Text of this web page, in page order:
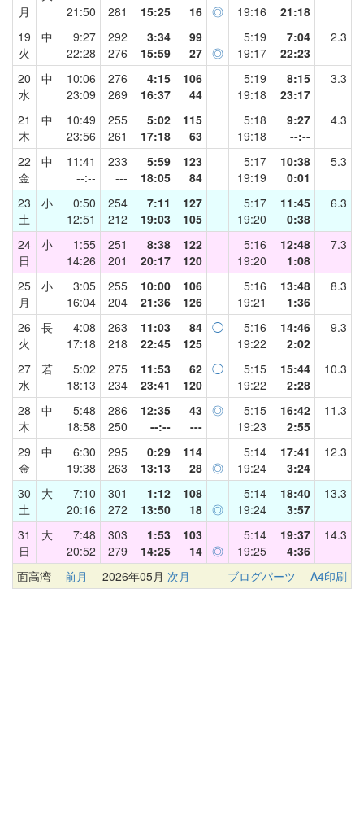
月
21:50
281
15:25
16 ◎
19:16
21:18
19
火
中
9:27
22:28
292
276
3:34
15:59
99
27 ◎
5:19
19:17
7:04
22:23
2.3
20
水
中
10:06
23:09
276
269
4:15
16:37
106
44
5:19
19:18
8:15
23:17
3.3
21
木
中
10:49
23:56
255
261
5:02
17:18
115
63
5:18
19:18
9:27
--:--
4.3
22
金
中
11:41
--:--
233
---
5:59
18:05
123
84
5:17
19:19
10:38
0:01
5.3
23
土
小
0:50
12:51
254
212
7:11
19:03
127
105
5:17
19:20
11:45
0:38
6.3
24
日
小
1:55
14:26
251
201
8:38
20:17
122
120
5:16
19:20
12:48
1:08
7.3
25
月
小
3:05
16:04
255
204
10:00
21:36
106
126
5:16
19:21
13:48
1:36
8.3
26
火
長
4:08
17:18
263
218
11:03
22:45
84
125
◯
5:16
19:22
14:46
2:02
9.3
27
水
若
5:02
18:13
275
234
11:53
23:41
62
120
◯
5:15
19:22
15:44
2:28
10.3
28
木
中
5:48
18:58
286
250
12:35
--:--
43
---
◎
5:15
19:23
16:42
2:55
11.3
29
金
中
6:30
19:38
295
263
0:29
13:13
114
28 ◎
5:14
19:24
17:41
3:24
12.3
30
土
大
7:10
20:16
301
272
1:12
13:50
108
18 ◎
5:14
19:24
18:40
3:57
13.3
31
日
大
7:48
20:52
303
279
1:53
14:25
103
14 ◎
5:14
19:25
19:37
4:36
14.3
面高湾 前月 2026年05月 次月 ブログパーツ A4印刷